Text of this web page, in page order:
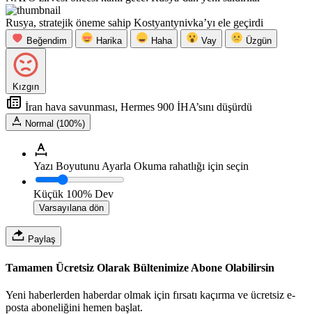
Rusya, stratejik öneme sahip Kostyantynivka’yı ele geçirdi
Beğendim Harika Haha Vay Üzgün
Kızgın
İran hava savunması, Hermes 900 İHA’sını düşürdü
Normal (100%)
Yazı Boyutunu Ayarla Okuma rahatlığı için seçin
Küçük 100% Dev
Varsayılana dön
Paylaş
Tamamen Ücretsiz Olarak Bültenimize Abone Olabilirsin
Yeni haberlerden haberdar olmak için fırsatı kaçırma ve ücretsiz e-
posta aboneliğini hemen başlat.